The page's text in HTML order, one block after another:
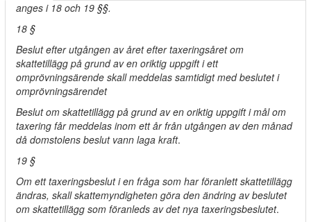
anges i 18 och 19 §§.
18 §
Beslut efter utgången av året efter taxeringsåret om
skattetillägg på grund av en oriktig uppgift i ett
omprövningsärende skall meddelas samtidigt med beslutet i
omprövningsärendet
Beslut om skattetillägg på grund av en oriktig uppgift i mål om
taxering får meddelas inom ett år från utgången av den månad
då domstolens beslut vann laga kraft.
19 §
Om ett taxeringsbeslut i en fråga som har föranlett skattetillägg
ändras, skall skattemyndigheten göra den ändring av beslutet
om skattetillägg som föranleds av det nya taxeringsbeslutet.